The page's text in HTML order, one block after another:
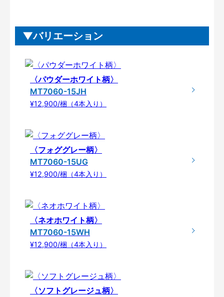
バリエーション
〈パウダーホワイト柄〉
MT7060-15JH
¥12,900/梱（4本入り）
〈フォググレー柄〉
MT7060-15UG
¥12,900/梱（4本入り）
〈ネオホワイト柄〉
MT7060-15WH
¥12,900/梱（4本入り）
〈ソフトグレージュ柄〉